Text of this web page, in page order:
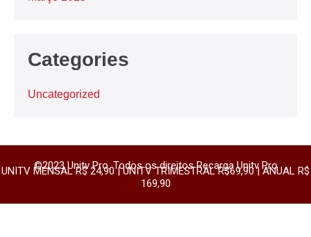
Categories
Uncategorized
©2023 Unitv Pro. Todos os direitos Recarga Unitv Pro
UNITV MENSAL R$ 24,90 | UNITV TRIMESTRAL R$69,90 | ANUAL R$
169,90